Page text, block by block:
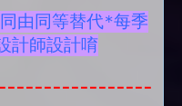
由同等替代*每季
計師設計唷